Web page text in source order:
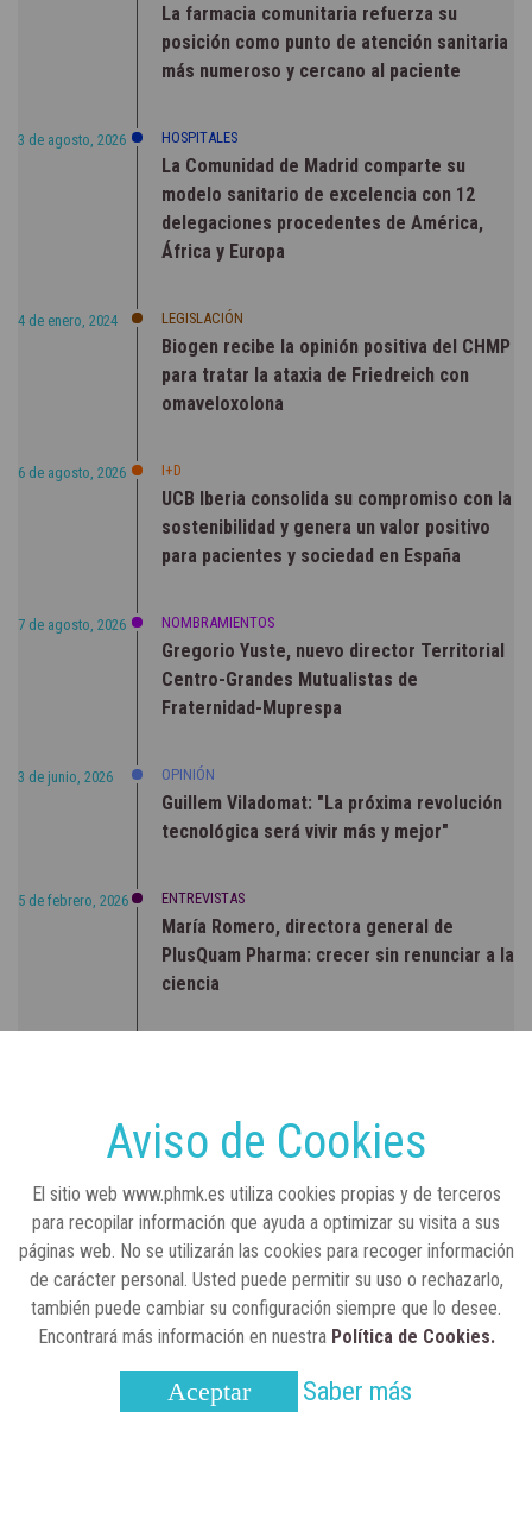
La farmacia comunitaria refuerza su
posición como punto de atención sanitaria
más numeroso y cercano al paciente
3 de agosto, 2026 HOSPITALES
La Comunidad de Madrid comparte su
modelo sanitario de excelencia con 12
delegaciones procedentes de América,
África y Europa
4 de enero, 2024 LEGISLACIÓN
Biogen recibe la opinión positiva del CHMP
para tratar la ataxia de Friedreich con
omaveloxolona
6 de agosto, 2026 I+D
UCB Iberia consolida su compromiso con la
sostenibilidad y genera un valor positivo
para pacientes y sociedad en España
7 de agosto, 2026 NOMBRAMIENTOS
Gregorio Yuste, nuevo director Territorial
Centro-Grandes Mutualistas de
Fraternidad-Muprespa
3 de junio, 2026 OPINIÓN
Guillem Viladomat: "La próxima revolución
tecnológica será vivir más y mejor"
5 de febrero, 2026 ENTREVISTAS
María Romero, directora general de
PlusQuam Pharma: crecer sin renunciar a la
ciencia
Lilly impulsa "Razones de Peso" para
visibilizar la obesidad
25 de marzo, 2023 ENTRE BASTIDORES
Real Academia Nacional de Farmacia: un
la sociedad actual
Aviso de Cookies
El sitio web www.phmk.es utiliza cookies propias y de terceros
para recopilar información que ayuda a optimizar su visita a sus
páginas web. No se utilizarán las cookies para recoger información
de carácter personal. Usted puede permitir su uso o rechazarlo,
también puede cambiar su configuración siempre que lo desee.
Encontrará más información en nuestra Política de Cookies.
Aceptar Saber más